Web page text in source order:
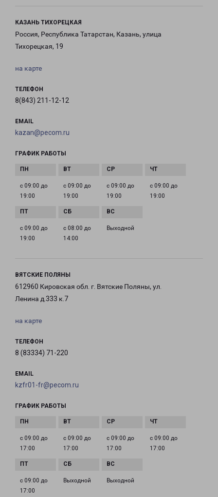
КАЗАНЬ ТИХОРЕЦКАЯ
Россия, Республика Татарстан, Казань, улица
Тихорецкая, 19
на карте
ТЕЛЕФОН
8(843) 211-12-12
EMAIL
kazan@pecom.ru
ГРАФИК РАБОТЫ
с 09:00 до
19:00
с 09:00 до
19:00
с 09:00 до
19:00
с 09:00 до
19:00
с 09:00 до
19:00
с 08:00 до
14:00
Выходной
ВЯТСКИЕ ПОЛЯНЫ
612960 Кировская обл. г. Вятские Поляны, ул.
Ленина д.333 к.7
на карте
ТЕЛЕФОН
8 (83334) 71-220
EMAIL
kzfr01-fr@pecom.ru
ГРАФИК РАБОТЫ
с 09:00 до
17:00
с 09:00 до
17:00
с 09:00 до
17:00
с 09:00 до
17:00
с 09:00 до
17:00
Выходной Выходной